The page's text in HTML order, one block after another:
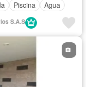
Piscina Agua
S.A.S